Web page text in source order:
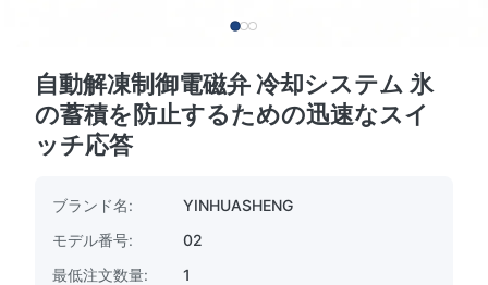
自動解凍制御電磁弁 冷却システム 氷
の蓄積を防止するための迅速なスイ
ッチ応答
ブランド名:
YINHUASHENG
モデル番号:
02
最低注文数量:
1